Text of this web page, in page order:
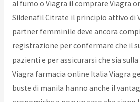
al fumo o Viagra il comprare Viagra
Sildenafil Citrate il principio attivo di
partner femminile deve ancora
registrazione per confermare che il
pazienti e per assicurarsi che sia
Viagra farmacia online Italia Viagra
buste di manila hanno anche il